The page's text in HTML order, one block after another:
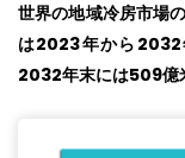
世界の地域冷房市場の
は2023年から 2032
2032年末には509億